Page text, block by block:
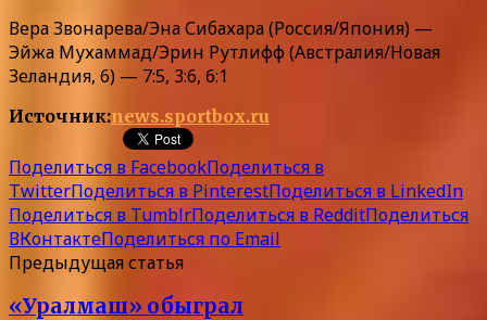
Вера Звонарева/Эна Сибахара (Россия/Япония) —
Эйжа Мухаммад/Эрин Рутлифф (Австралия/Новая
Зеландия, 6) — 7:5, 3:6, 6:1
Источник:news.sportbox.ru
Поделиться в FacebookПоделиться в
TwitterПоделиться в PinterestПоделиться в LinkedIn
Поделиться в TumblrПоделиться в RedditПоделиться
ВКонтактеПоделиться по Email
Предыдущая статья
«Уралмаш» обыграл